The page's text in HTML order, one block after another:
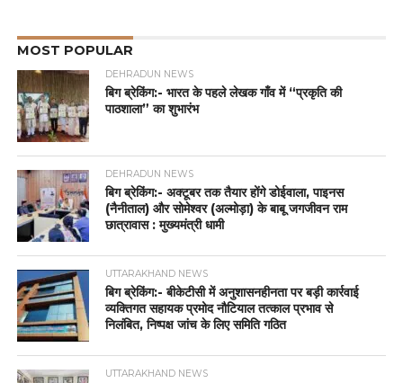
MOST POPULAR
DEHRADUN NEWS
बिग ब्रेकिंग:- भारत के पहले लेखक गाँव में “प्रकृति की
पाठशाला” का शुभारंभ
DEHRADUN NEWS
बिग ब्रेकिंग:- अक्टूबर तक तैयार होंगे डोईवाला, पाइनस
(नैनीताल) और सोमेश्वर (अल्मोड़ा) के बाबू जगजीवन राम
छात्रावास : मुख्यमंत्री धामी
UTTARAKHAND NEWS
बिग ब्रेकिंग:- बीकेटीसी में अनुशासनहीनता पर बड़ी कार्रवाई
व्यक्तिगत सहायक प्रमोद नौटियाल तत्काल प्रभाव से
निलंबित, निष्पक्ष जांच के लिए समिति गठित
UTTARAKHAND NEWS